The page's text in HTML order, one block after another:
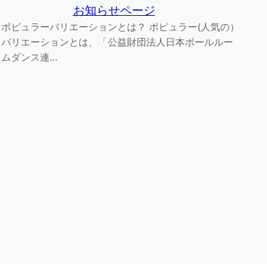
お知らせページ
ポピュラーバリエーションとは？ ポピュラー(人気の）
バリエーションとは、「公益財団法人日本ボールルー
ムダンス連…